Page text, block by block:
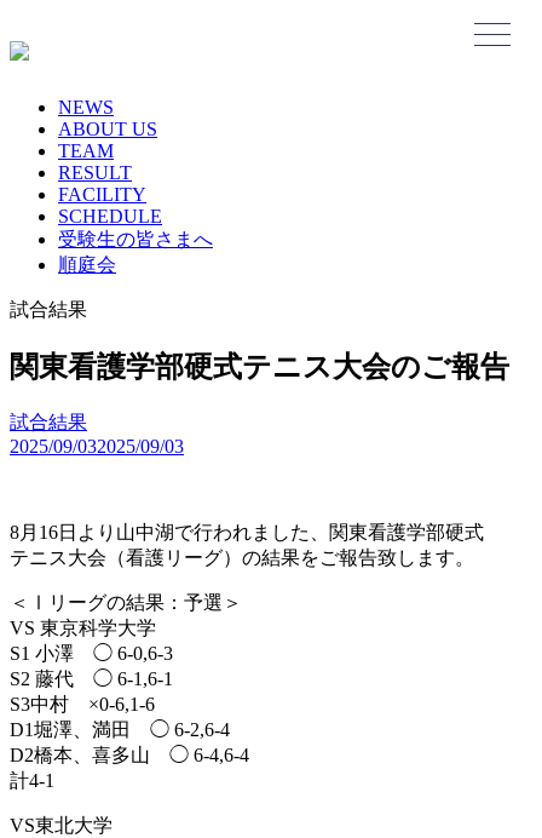
to
NEWS
ABOUT US
TEAM
RESULT
FACILITY
SCHEDULE
受験生の皆さまへ
順庭会
試合結果
関東看護学部硬式テニス大会のご報告
試合結果
2025/09/032025/09/03
8月16日より山中湖で行われました、関東看護学部硬式
テニス大会（看護リーグ）の結果をご報告致します。
＜Ⅰリーグの結果：予選＞
VS 東京科学大学
S1 小澤 ◯ 6-0,6-3
S2 藤代 ◯ 6-1,6-1
S3中村 ×0-6,1-6
D1堀澤、満田 ◯ 6-2,6-4
D2橋本、喜多山 ◯ 6-4,6-4
計4-1
VS東北大学